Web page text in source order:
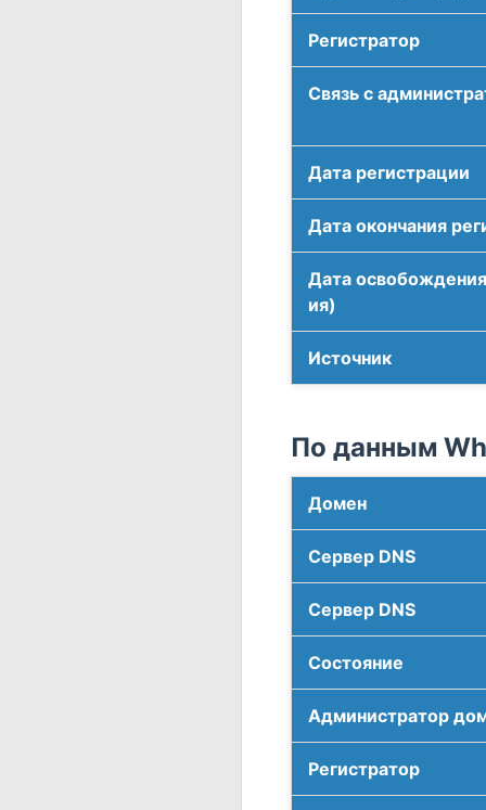
Регистратор
Связь с
Дата регистрации
Дата окончания
Дата
ия)
Источник
По данным
Домен
Сервер DNS
Сервер DNS
Соcтояние
Администратор
Регистратор